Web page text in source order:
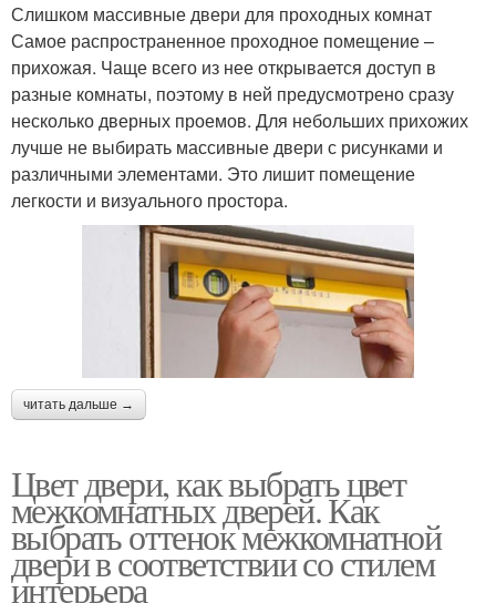
Слишком массивные двери для проходных комнат
Самое распространенное проходное помещение –
прихожая. Чаще всего из нее открывается доступ в
разные комнаты, поэтому в ней предусмотрено сразу
несколько дверных проемов. Для небольших прихожих
лучше не выбирать массивные двери с рисунками и
различными элементами. Это лишит помещение
легкости и визуального простора.
читать дальше →
Цвет двери, как выбрать цвет
межкомнатных дверей. Как
выбрать оттенок межкомнатной
двери в соответствии со стилем
интерьера